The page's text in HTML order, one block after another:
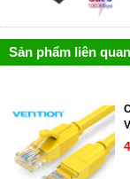
Sản phẩm liên quan